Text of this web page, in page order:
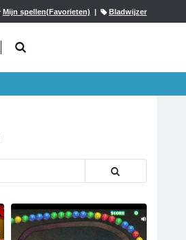
Mijn spellen(Favorieten) | Bladwijzer